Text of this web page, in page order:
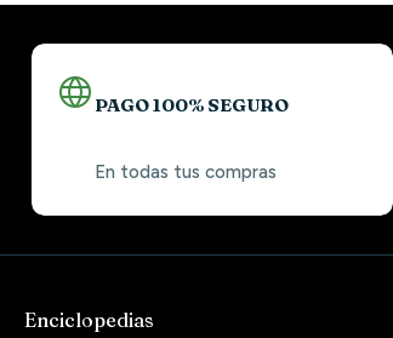
PAGO 100% SEGURO
En todas tus compras
Enciclopedias